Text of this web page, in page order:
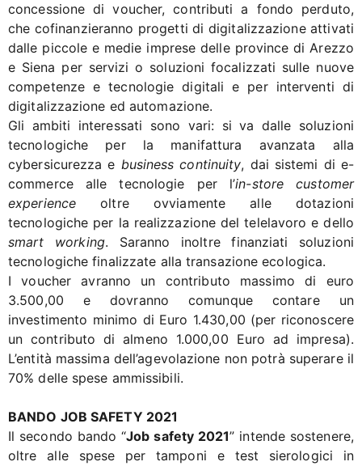
concessione di voucher, contributi a fondo perduto,
che cofinanzieranno progetti di digitalizzazione attivati
dalle piccole e medie imprese delle province di Arezzo
e Siena per servizi o soluzioni focalizzati sulle nuove
competenze e tecnologie digitali e per interventi di
digitalizzazione ed automazione.
Gli ambiti interessati sono vari: si va dalle soluzioni
tecnologiche per la manifattura avanzata alla
cybersicurezza e business continuity, dai sistemi di e-
commerce alle tecnologie per l’in-store customer
experience oltre ovviamente alle dotazioni
tecnologiche per la realizzazione del telelavoro e dello
smart working. Saranno inoltre finanziati soluzioni
tecnologiche finalizzate alla transazione ecologica.
I voucher avranno un contributo massimo di euro
3.500,00 e dovranno comunque contare un
investimento minimo di Euro 1.430,00 (per riconoscere
un contributo di almeno 1.000,00 Euro ad impresa).
L’entità massima dell’agevolazione non potrà superare il
70% delle spese ammissibili.
BANDO JOB SAFETY 2021
Il secondo bando “Job safety 2021” intende sostenere,
oltre alle spese per tamponi e test sierologici in